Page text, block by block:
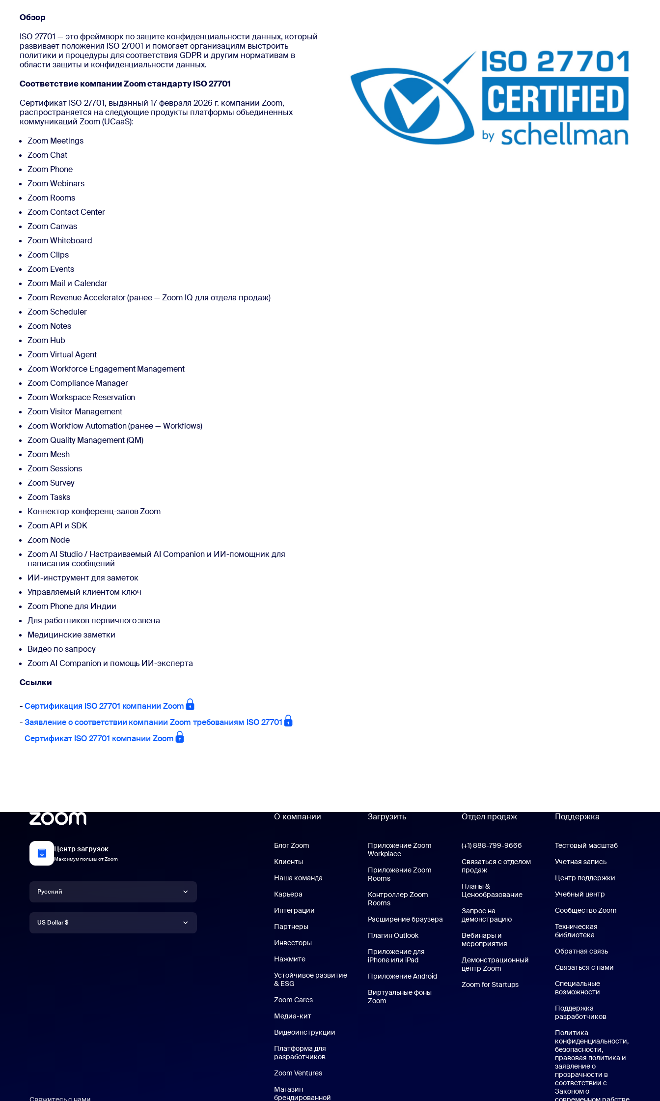
Установить на компьютерСвяжитесь с нами
Обзор
ISO 27701 — это фреймворк по защите конфиденциальности данных, который
развивает положения ISO 27001 и помогает организациям выстроить
политики и процедуры для соответствия GDPR и другим нормативам в
области защиты и конфиденциальности данных.
Соответствие компании Zoom стандарту ISO 27701
Сертификат ISO 27701, выданный 17 февраля 2026 г. компании Zoom,
распространяется на следующие продукты платформы объединенных
коммуникаций Zoom (UCaaS):
Zoom Meetings
Zoom Chat
Zoom Phone
Zoom Webinars
Zoom Rooms
Zoom Contact Center
Zoom Canvas
Zoom Whiteboard
Zoom Clips
Zoom Events
Zoom Mail и Calendar
Zoom Revenue Accelerator (ранее — Zoom IQ для отдела продаж)
Zoom Scheduler
Zoom Notes
Zoom Hub
Zoom Virtual Agent
Zoom Workforce Engagement Management
Zoom Compliance Manager
Zoom Workspace Reservation
Zoom Visitor Management
Zoom Workflow Automation (ранее — Workflows)
Zoom Quality Management (QM)
Zoom Mesh
Zoom Sessions
Zoom Survey
Zoom Tasks
Коннектор конференц-залов Zoom
Zoom API и SDK
Zoom Node
Zoom AI Studio / Настраиваемый AI Companion и ИИ-помощник для
написания сообщений
ИИ-инструмент для заметок
Управляемый клиентом ключ
Zoom Phone для Индии
Для работников первичного звена
Медицинские заметки
Видео по запросу
Zoom AI Companion и помощь ИИ-эксперта
Ссылки
-Сертификация ISO 27701 компании Zoom
-Заявление о соответствии компании Zoom требованиям ISO 27701
-Сертификат ISO 27701 компании Zoom
Центр загрузок
Максимум пользы от Zoom
Язык
Русский
Deutsch
Валюта
US Dollar $
О компании
Блог Zoom
Клиенты
Наша команда Наш коллектив
Карьера
Интеграции
Партнеры
Инвесторы
Нажмите
Устойчивое развитие
& ESG
Zoom Cares
Медиа-кит
Видеоинструкции
Платформа для
разработчиков
Zoom Ventures
Магазин
брендированной
Загрузить
Приложение Zoom
WorkplaceПриложение Zoom Workplace
Приложение Zoom
RoomsПриложение Zoom Rooms
Контроллер Zoom
Rooms
Расширение браузера
Плагин Outlook
Приложение для
iPhone или iPadПриложение для iPhone или iPad
Приложение AndroidПриложение Android
Виртуальные фоны
Zoom
Отдел продаж
(+1) 888-799-9666 Вызов одним щелчком
Связаться с отделом
продаж
Планы &
ЦенообразованиеТарифные планы и цены
Запрос на
демонстрациюЗапросить демонстрацию
Вебинары и
мероприятия
Демонстрационный
центр Zoom Демонстрационный центр Zoom
Zoom for StartupsZoom for Startups
Поддержка
Поддержка
Тестовый масштаб
Учетная запись
Центр поддержки
Учебный центр
Сообщество Zoom
Техническая
библиотека
Обратная связь
Связаться с нами
Специальные
возможности
Поддержка
разработчиков
Политика
конфиденциальности,
безопасности,
правовая политика и
заявление о
прозрачности в
соответствии с
Законом о